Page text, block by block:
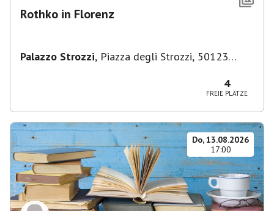
Rothko in Florenz
Palazzo Strozzi, Piazza degli Strozzi, 50123
4
FREIE PLÄTZE
Do, 13.08.2026
17:00